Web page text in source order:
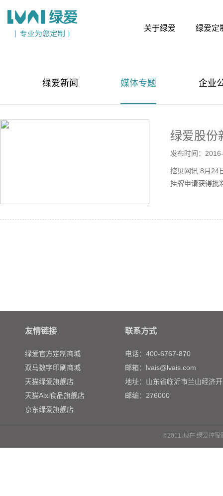
关于绿爱 绿爱定
绿爱新闻 媒体专题 企业
绿爱股份
发布时间：
挖贝网讯 8月24
挂牌申请获得批
友情链接
绿爱官方定制商城
双马数字印刷商城
天猫绿爱旗舰店
天猫Aixi食品旗舰店
京东绿爱旗舰店
联系方式
电话：400-6767-870
邮箱：lvais@lvais.com
地址：山东省临沂市兰山经济
邮编：276000
©2011-现在 绿爱控股